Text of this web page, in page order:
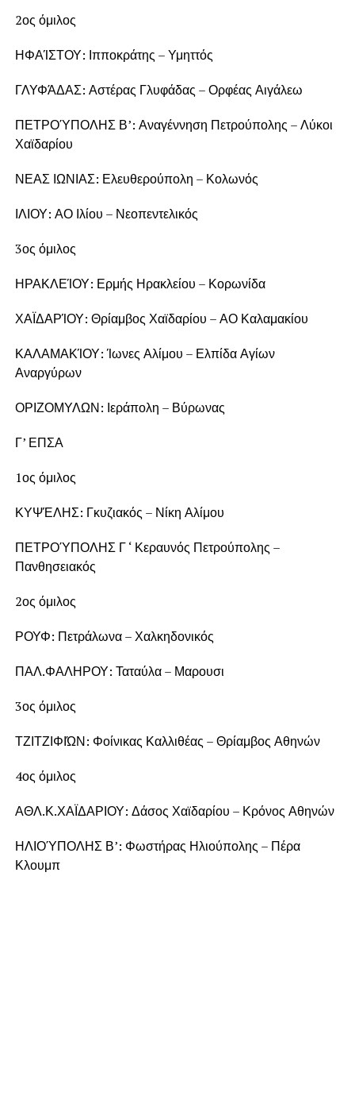
2ος όμιλος
ΗΦΑΊΣΤΟΥ: Ιπποκράτης – Υμηττός
ΓΛΥΦΆΔΑΣ: Αστέρας Γλυφάδας – Ορφέας Αιγάλεω
ΠΕΤΡΟΎΠΟΛΗΣ Β’: Αναγέννηση Πετρούπολης – Λύκοι
Χαϊδαρίου
ΝΕΑΣ ΙΩΝΙΑΣ: Ελευθερούπολη – Κολωνός
ΙΛΙΟΥ: ΑΟ Ιλίου – Νεοπεντελικός
3ος όμιλος
ΗΡΑΚΛΕΊΟΥ: Ερμής Ηρακλείου – Κορωνίδα
ΧΑΪΔΑΡΊΟΥ: Θρίαμβος Χαϊδαρίου – ΑΟ Καλαμακίου
ΚΑΛΑΜΑΚΊΟΥ: Ίωνες Αλίμου – Ελπίδα Αγίων
Αναργύρων
ΟΡΙΖΟΜΥΛΩΝ: Ιεράπολη – Βύρωνας
Γ’ ΕΠΣΑ
1ος όμιλος
ΚΥΨΈΛΗΣ: Γκυζιακός – Νίκη Αλίμου
ΠΕΤΡΟΎΠΟΛΗΣ Γ ‘ Κεραυνός Πετρούπολης –
Πανθησειακός
2ος όμιλος
ΡΟΥΦ: Πετράλωνα – Χαλκηδονικός
ΠΑΛ.ΦΑΛΗΡΟΥ: Ταταύλα – Μαρουσι
3ος όμιλος
ΤΖΙΤΖΙΦΙΏΝ: Φοίνικας Καλλιθέας – Θρίαμβος Αθηνών
4ος όμιλος
ΑΘΛ.Κ.ΧΑΪΔΑΡΙΟΥ: Δάσος Χαϊδαρίου – Κρόνος Αθηνών
ΗΛΙΟΎΠΟΛΗΣ Β’: Φωστήρας Ηλιούπολης – Πέρα
Κλουμπ